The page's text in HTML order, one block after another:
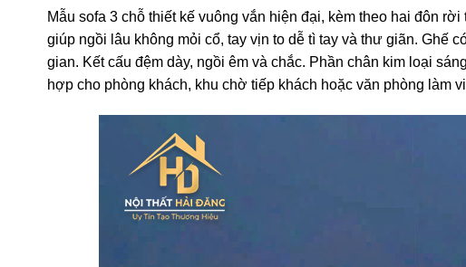
Mẫu sofa 3 chỗ thiết kế vuông vắn hiện đại, kèm theo hai đôn
giúp ngồi lâu không mỏi cổ, tay vịn to dễ tì tay và thư giãn. Ghế
gian. Kết cấu đệm dày, ngồi êm và chắc. Phần chân kim loại
hợp cho phòng khách, khu chờ tiếp khách hoặc văn phòng làm